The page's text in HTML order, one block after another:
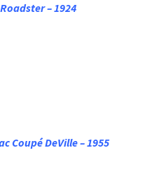
– 1924
Coupé DeVille – 1955